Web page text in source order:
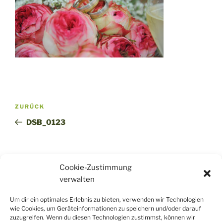
Cookie-Zustimmung
verwalten
Um dir ein optimales Erlebnis zu bieten, verwenden wir Technologien
wie Cookies, um Geräteinformationen zu speichern und/oder darauf
zuzugreifen. Wenn du diesen Technologien zustimmst, können wir
Beitragsnavigation
Vorheriger
Beitrag
ZURÜCK
DSB_0123
www.thkraemer.de
www.tosuverbindet.de